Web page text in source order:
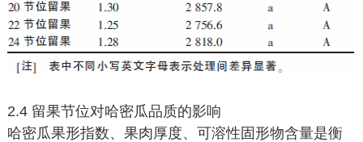
2.4 留果节位对哈密瓜品质的影响
哈密瓜果形指数、果肉厚度、可溶性固形物含量是衡